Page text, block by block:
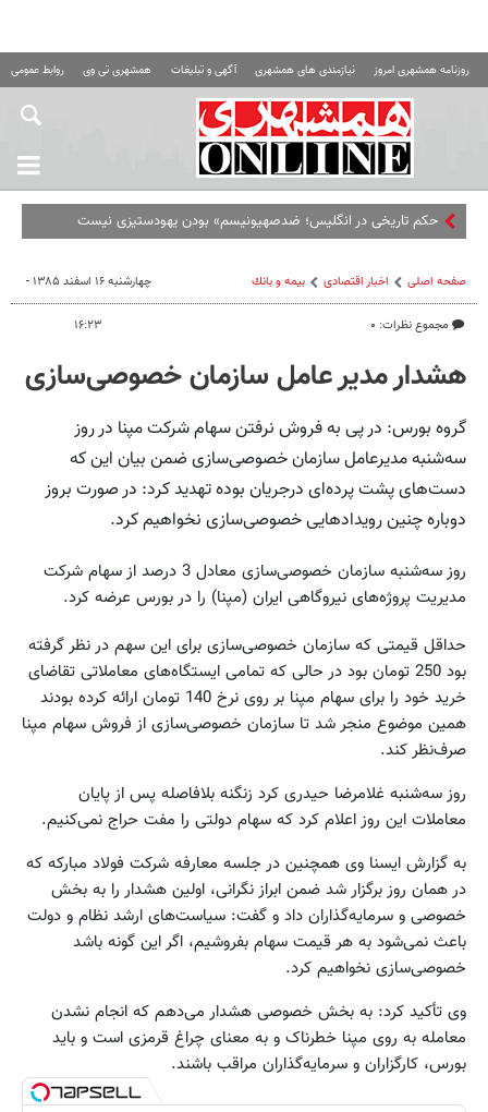
روزنامه همشهری امروز نیازمندی های همشهری آگهی و تبلیغات همشهری تی وی روابط عمومی
صفحه اصلی اخبار اقتصادی بيمه و بانك
مجموع نظرات: ۰
چهارشنبه ۱۶ اسفند ۱۳۸۵ -
۱۶:۲۳
هشدار مدیر عامل سازمان خصوصی‌سازی
گروه بورس: در پی به فروش نرفتن سهام شرکت مپنا در روز
سه‌شنبه مدیرعامل سازمان خصوصی‌سازی ضمن بیان این که
دست‌های پشت پرده‌ای درجریان بوده تهدید کرد: در صورت بروز
دوباره چنین رویدادهایی خصوصی‌سازی نخواهیم کرد.
روز سه‌شنبه سازمان خصوصی‌سازی معادل 3 درصد از سهام شرکت
مدیریت پروژه‌های نیروگاهی ایران (مپنا) را در بورس عرضه کرد.
حداقل قیمتی که سازمان خصوصی‌سازی برای این سهم در نظر گرفته
بود 250 تومان بود در حالی که تمامی ایستگاه‌های معاملاتی تقاضای
خرید خود را برای سهام مپنا بر روی نرخ 140 تومان ارائه کرده بودند
همین موضوع منجر شد تا سازمان خصوصی‌سازی از فروش سهام مپنا
صرف‌نظر کند.
روز سه‌شنبه غلامرضا حیدری کرد زنگنه بلافاصله پس از پایان
معاملات این روز اعلام کرد که سهام دولتی را مفت حراج نمی‌کنیم.
به گزارش ایسنا وی همچنین در جلسه معارفه شرکت فولاد مبارکه که
در همان روز برگزار شد ضمن ابراز نگرانی، اولین هشدار را به بخش
خصوصی و سرمایه‌گذاران داد و گفت: سیاست‌های ارشد نظام و دولت
باعث نمی‌شود به هر قیمت سهام بفروشیم، اگر این گونه باشد
خصوصی‌سازی نخواهیم کرد.
وی تأکید کرد: به بخش خصوصی هشدار می‌دهم که انجام نشدن
معامله به روی مپنا خطرناک و به معنای چراغ قرمزی است و باید
بورس، کارگزاران و سرمایه‌گذاران مراقب باشند.